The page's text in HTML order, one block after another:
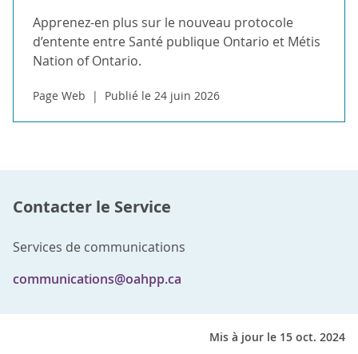
Apprenez-en plus sur le nouveau protocole
d’entente entre Santé publique Ontario et Métis
Nation of Ontario.
Page Web Publié le 24 juin 2026
Contacter le Service
Services de communications
communications@oahpp.ca
Mis à jour le 15 oct. 2024